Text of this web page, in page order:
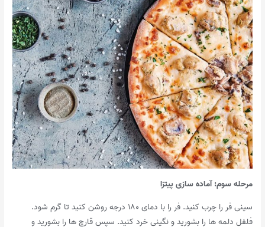
مرحله سوم: آماده سازی پیتزا
سینی فر را چرب کنید. فر را با دمای ۱۸۰ درجه روشن کنید تا گرم شود.
فلفل دلمه ها را بشورید و نگینی خرد کنید. سپس قارچ ها را بشورید و